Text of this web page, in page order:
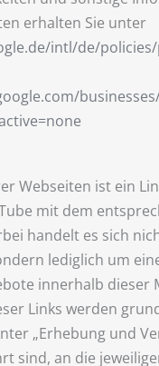
erhalten Sie unter
intl/de/
Webseiten ist ein
mit dem
handelt es sich
lediglich um
innerhalb dieser
Links werden
„Erhebung und
sind, an die